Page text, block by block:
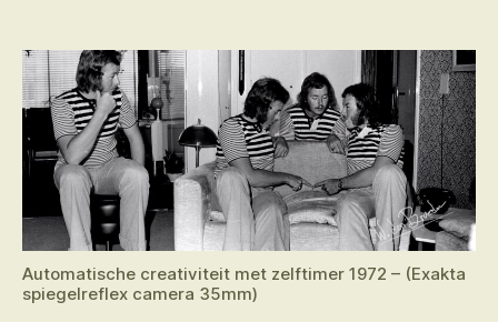
Automatische creativiteit met zelftimer 1972 – (Exakta
spiegelreflex camera 35mm)